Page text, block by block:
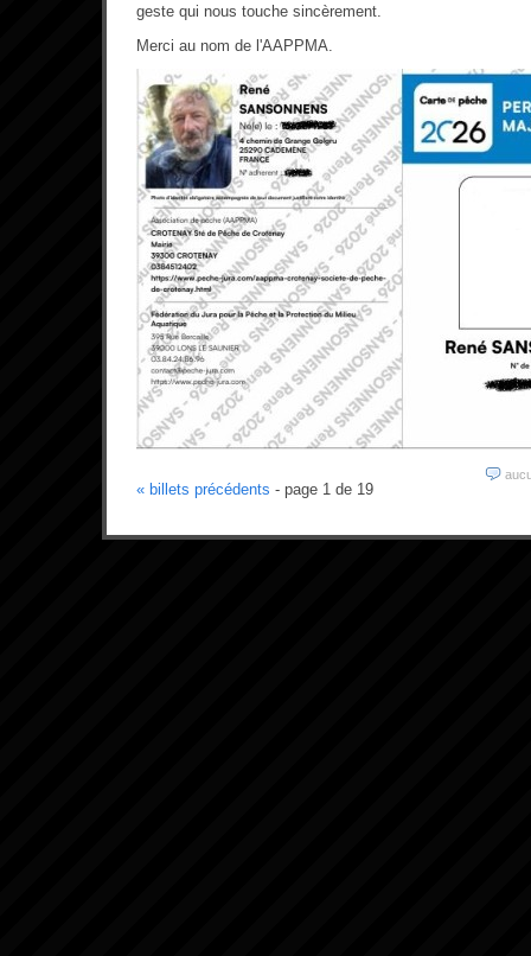
geste qui nous touche sincèrement.
Merci au nom de l'AAPPMA.
« billets précédents - page 1 de 19